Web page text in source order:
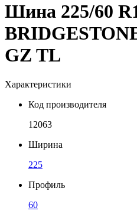
Шина 225/60
GZ TL
Характеристики
Код производителя
12063
Ширина
225
Профиль
60